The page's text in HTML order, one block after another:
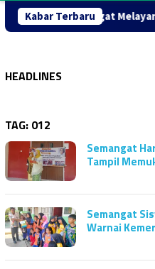
Kabar Terbaru
Tebar Semangat Melayani
HEADLINES
TAG: 012
Semangat
Tampil
Semangat
Warnai